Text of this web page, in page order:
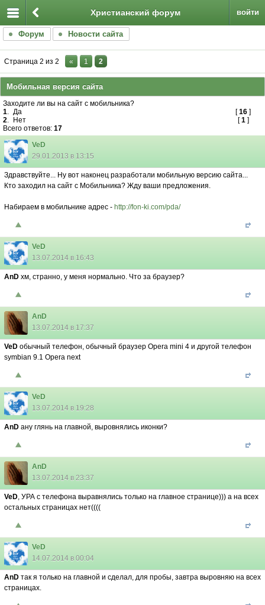
войти
Христианский форум
Форум Новости сайта
Страница 2 из 2 « 1 2
Мобильная версия сайта
Заходите ли вы на сайт с мобильника?
1. Да [16 ]
2. Нет [1]
Всего ответов: 17
VeD
29.01.2013 в 13:15
Здравствуйте... Ну вот наконец разработали мобильную версию сайта...
Кто заходил на сайт с Мобильника? Жду ваши предложения.
Набираем в мобильнике адрес - http://fon-ki.com/pda/
VeD
13.07.2014 в 16:43
AnD хм, странно, у меня нормально. Что за браузер?
AnD
13.07.2014 в 17:37
VeD обычный телефон, обычный браузер Opera mini 4 и другой телефон
symbian 9.1 Opera next
VeD
13.07.2014 в 19:28
AnD ану глянь на главной, выровнялись иконки?
AnD
13.07.2014 в 23:37
VeD, УРА с телефона выравнялись только на главное странице))) а на всех
остальных страницах нет((((
VeD
14.07.2014 в 00:04
AnD так я только на главной и сделал, для пробы, завтра выровняю на всех
страницах.